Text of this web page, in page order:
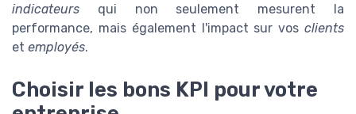
indicateurs qui non seulement mesurent la
performance, mais également l'impact sur vos clients
et employés.
Choisir les bons KPI pour votre